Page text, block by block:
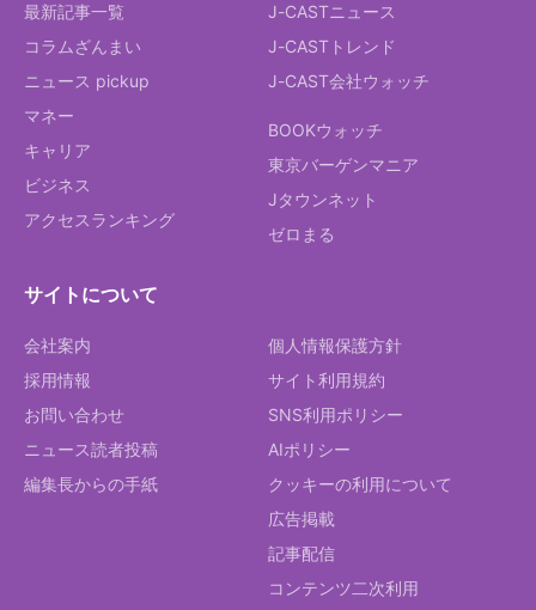
最新記事一覧
コラムざんまい
ニュース pickup
マネー
キャリア
ビジネス
アクセスランキング
J-CASTニュース
J-CASTトレンド
J-CAST会社ウォッチ
BOOKウォッチ
東京バーゲンマニア
Jタウンネット
ゼロまる
サイトについて
会社案内
採用情報
お問い合わせ
ニュース読者投稿
編集長からの手紙
個人情報保護方針
サイト利用規約
SNS利用ポリシー
AIポリシー
クッキーの利用について
広告掲載
記事配信
コンテンツ二次利用